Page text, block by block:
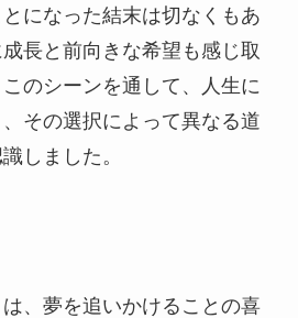
になった結末は切なくもあ
長と前向きな希望も感じ取
のシーンを通して、人生に
その選択によって異なる道
しました。
は、夢を追いかけることの喜